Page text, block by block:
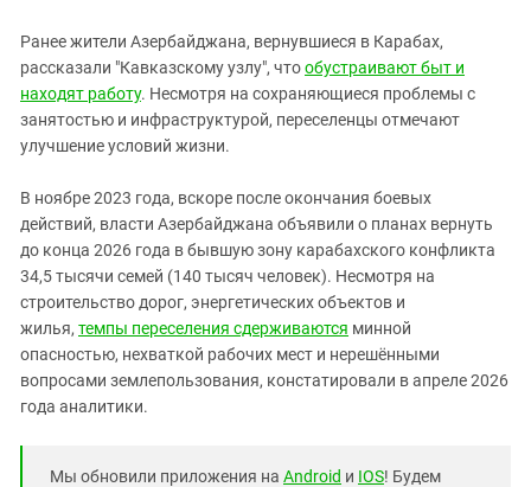
Ранее жители Азербайджана, вернувшиеся в Карабах,
рассказали "Кавказскому узлу", чтообустраивают быт и
находят работу. Несмотря на сохраняющиеся проблемы с
занятостью и инфраструктурой, переселенцы отмечают
улучшение условий жизни.
В ноябре 2023 года, вскоре после окончания боевых
действий, власти Азербайджана объявили о планах вернуть
до конца 2026 года в бывшую зону карабахского конфликта
34,5 тысячи семей (140 тысяч человек). Несмотря на
строительство дорог, энергетических объектов и
жилья, темпы переселения сдерживаются минной
опасностью, нехваткой рабочих мест и нерешёнными
вопросами землепользования, констатировали в апреле 2026
года аналитики.
Мы обновили приложения на Android и IOS! Будем